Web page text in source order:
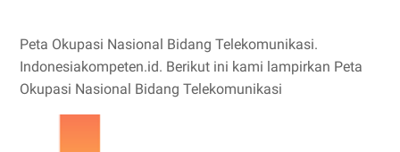
Peta Okupasi Nasional Bidang Telekomunikasi.
Indonesiakompeten.id. Berikut ini kami lampirkan Peta
Okupasi Nasional Bidang Telekomunikasi